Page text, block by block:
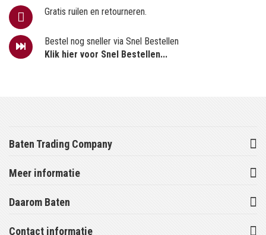
Gratis ruilen en retourneren.
Bestel nog sneller via Snel Bestellen
Klik hier voor Snel Bestellen...
Baten Trading Company
Meer informatie
Daarom Baten
Contact informatie